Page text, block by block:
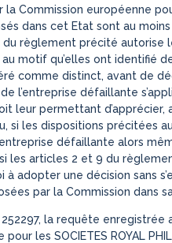
la Commission européenne
dans cet Etat sont au
du règlement précité autorise
au motif qu’elles ont identifié
comme distinct, avant de
l’entreprise défaillante
leur permettant d’apprécier,
si les dispositions précitées
défaillante alors
les articles 2 et 9 du
à adopter une décision sans
par la Commission dans
252297, la requête
les SOCIETES ROYAL